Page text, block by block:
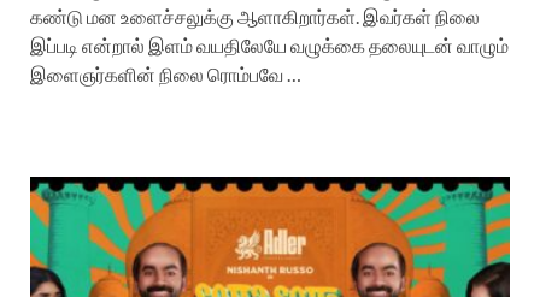
கண்டு மன உளைச்சலுக்கு ஆளாகிறார்கள். இவர்கள் நிலை
இப்படி என்றால் இளம் வயதிலேயே வழுக்கை தலையுடன் வாழும்
இளைஞர்களின் நிலை ரொம்பவே …